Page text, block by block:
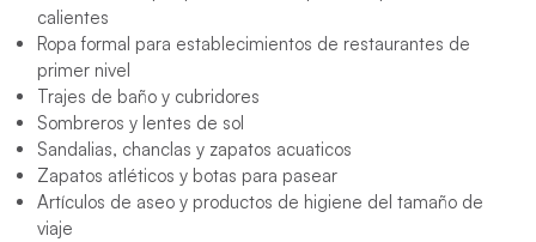
calientes
Ropa formal para establecimientos de restaurantes de
primer nivel
Trajes de baño y cubridores
Sombreros y lentes de sol
Sandalias, chanclas y zapatos acuaticos
Zapatos atléticos y botas para pasear
Artículos de aseo y productos de higiene del tamaño de
viaje